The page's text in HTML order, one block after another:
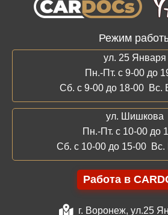
Режим
ул. 25 Января
Пн.-Пт. с 9-00 до
Сб. с 9-00 до 18-00 Вс.
ул. Шишкова
Пн.-Пт. с 10-00 до
Сб. с 10-00 до 15-00
Работа в
г. Воронеж, ул.25